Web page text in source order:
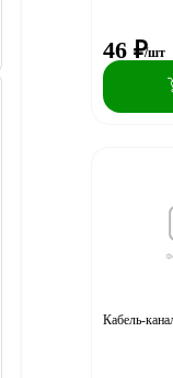
46 ₽/шт
Кабель-